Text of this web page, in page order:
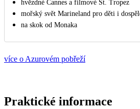
hvězdné Cannes a filmové St. Tropez
mořský svět Marineland pro děti i
na skok od Monaka
více o Azurovém pobřeží
Praktické informace